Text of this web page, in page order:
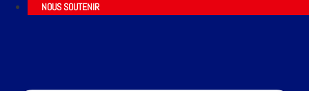
NOUS SOUTENIR